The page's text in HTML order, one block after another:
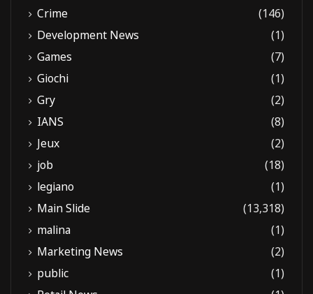
Crime
(146)
Development News
(1)
Games
(7)
Giochi
(1)
Gry
(2)
IANS
(8)
Jeux
(2)
job
(18)
legiano
(1)
Main Slide
(13,318)
malina
(1)
Marketing News
(2)
public
(1)